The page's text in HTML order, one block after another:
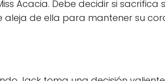
Acacia. Debe decidir si
aleja de ella para mantener su